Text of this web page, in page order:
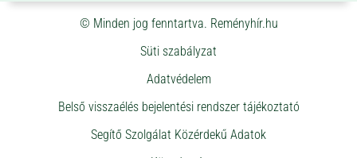
© Minden jog fenntartva. Reményhír.hu
Süti szabályzat
Adatvédelem
Belső visszaélés bejelentési rendszer tájékoztató
Segítő Szolgálat Közérdekű Adatok